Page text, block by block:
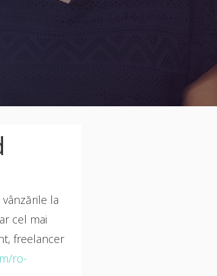
la
cel mai
freelancer
ro-